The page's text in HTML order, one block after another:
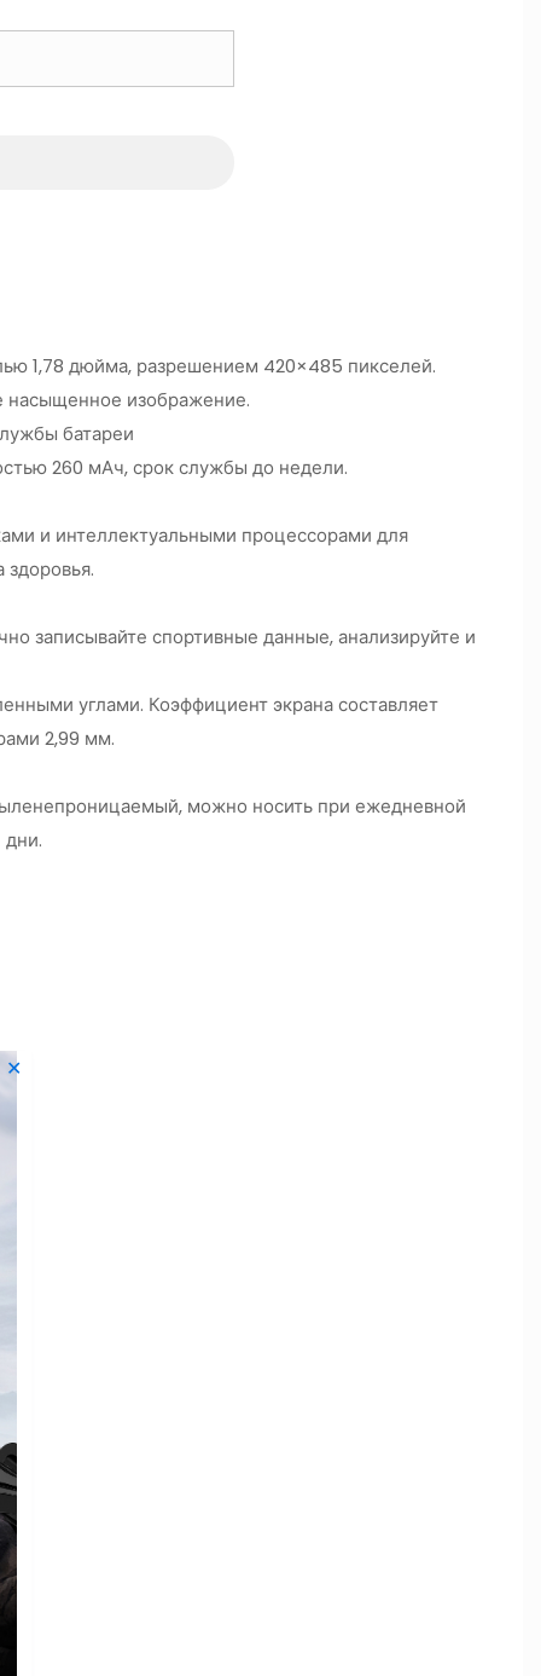
1,78 дюйма, разрешением 420×485 пикселей.
изображение.
батареи
260 мАч, срок службы до недели.
и интеллектуальными процессорами для
здоровья.
записывайте спортивные данные, анализируйте и
углами. Коэффициент экрана составляет
2,99 мм.
можно носить при ежедневной
✕